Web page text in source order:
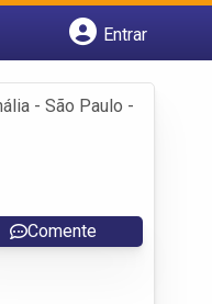
Entrar
- São Paulo -
Comente